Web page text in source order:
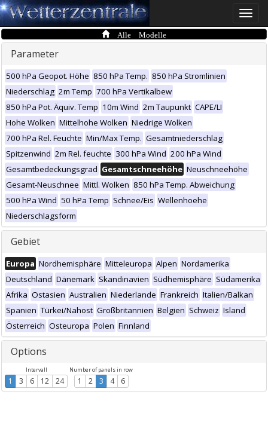
Toggle
Alle Modelle
Parameter
500 hPa Geopot. Höhe 850 hPa Temp. 850 hPa Stromlinien
Niederschlag 2m Temp 700 hPa Vertikalbew
850 hPa Pot. Äquiv. Temp 10m Wind 2m Taupunkt CAPE/LI
Hohe Wolken Mittelhohe Wolken Niedrige Wolken
700 hPa Rel. Feuchte Min/Max Temp. Gesamtniederschlag
Spitzenwind 2m Rel. feuchte 300 hPa Wind 200 hPa Wind
Gesamtbedeckungsgrad Gesamtschneehöhe Neuschneehöhe
Gesamt-Neuschnee Mittl. Wolken 850 hPa Temp. Abweichung
500 hPa Wind 50 hPa Temp Schnee/Eis Wellenhoehe
Niederschlagsform
Gebiet
Europa Nordhemisphäre Mitteleuropa Alpen Nordamerika
Deutschland Dänemark Skandinavien Südhemisphäre Südamerika
Afrika Ostasien Australien Niederlande Frankreich Italien/Balkan
Spanien Türkei/Nahost Großbritannien Belgien Schweiz Island
Österreich Osteuropa Polen Finnland
Options
Intervall
1 3 6 12 24
Number of panels in row
1 2 3 4 6